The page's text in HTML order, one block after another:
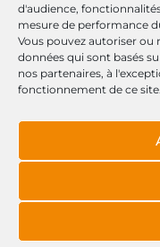
d'audience,
mesure de performance
Vous pouvez autoriser
données qui sont basés
nos partenaires, à
fonctionnement de ce